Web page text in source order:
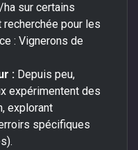
sur certains
pour les
: Vignerons de
: Depuis peu,
expérimentent des
explorant
spécifiques